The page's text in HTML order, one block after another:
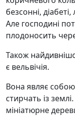
безсонні,
Але господині
плодоносить
Також
є вельвічія.
Вона являє
стирчать із
мініатюрне